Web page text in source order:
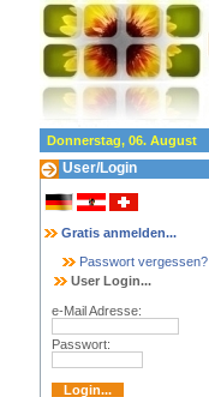
Donnerstag, 06. August
User/Login
Gratis anmelden...
Passwort vergessen?
User Login...
e-Mail Adresse:
Passwort: